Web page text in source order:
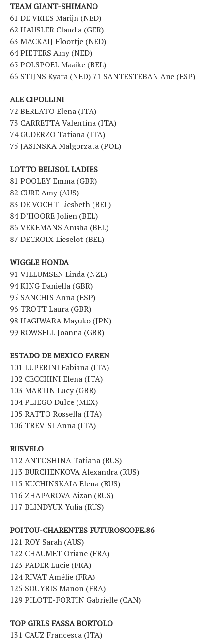
TEAM GIANT-SHIMANO
61 DE VRIES Marijn (NED)
62 HAUSLER Claudia (GER)
63 MACKAIJ Floortje (NED)
64 PIETERS Amy (NED)
65 POLSPOEL Maaike (BEL)
66 STIJNS Kyara (NED) 71 SANTESTEBAN Ane (ESP)
ALE CIPOLLINI
72 BERLATO Elena (ITA)
73 CARRETTA Valentina (ITA)
74 GUDERZO Tatiana (ITA)
75 JASINSKA Malgorzata (POL)
LOTTO BELISOL LADIES
81 POOLEY Emma (GBR)
82 CURE Amy (AUS)
83 DE VOCHT Liesbeth (BEL)
84 D’HOORE Jolien (BEL)
86 VEKEMANS Anisha (BEL)
87 DECROIX Lieselot (BEL)
WIGGLE HONDA
91 VILLUMSEN Linda (NZL)
94 KING Daniella (GBR)
95 SANCHIS Anna (ESP)
96 TROTT Laura (GBR)
98 HAGIWARA Mayuko (JPN)
99 ROWSELL Joanna (GBR)
ESTADO DE MEXICO FAREN
101 LUPERINI Fabiana (ITA)
102 CECCHINI Elena (ITA)
103 MARTIN Lucy (GBR)
104 PLIEGO Dulce (MEX)
105 RATTO Rossella (ITA)
106 TREVISI Anna (ITA)
RUSVELO
112 ANTOSHINA Tatiana (RUS)
113 BURCHENKOVA Alexandra (RUS)
115 KUCHINSKAIA Elena (RUS)
116 ZHAPAROVA Aizan (RUS)
117 BLINDYUK Yulia (RUS)
POITOU-CHARENTES FUTUROSCOPE.86
121 ROY Sarah (AUS)
122 CHAUMET Oriane (FRA)
123 PADER Lucie (FRA)
124 RIVAT Amélie (FRA)
125 SOUYRIS Manon (FRA)
129 PILOTE-FORTIN Gabrielle (CAN)
TOP GIRLS FASSA BORTOLO
131 CAUZ Francesca (ITA)